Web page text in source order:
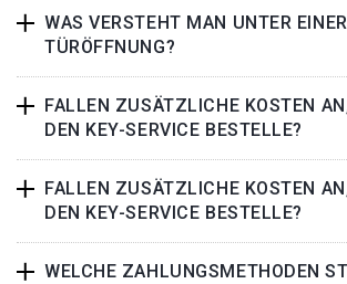
WAS VERSTEHT MAN UNTER
TÜRÖFFNUNG?
FALLEN ZUSÄTZLICHE KOSTEN
DEN KEY-SERVICE BESTELLE?
FALLEN ZUSÄTZLICHE KOSTEN
DEN KEY-SERVICE BESTELLE?
WELCHE ZAHLUNGSMETHODEN